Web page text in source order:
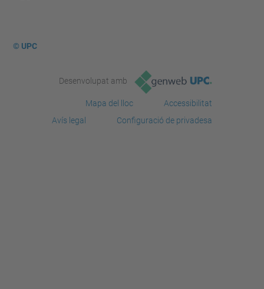
© UPC
Desenvolupat amb
Mapa del lloc
Accessibilitat
Avís legal
Configuració de privadesa